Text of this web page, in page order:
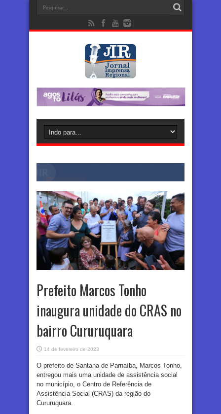
Prefeito Marcos Tonho
inaugura unidade do CRAS no
bairro Cururuquara
14 de fevereiro de 2023
O prefeito de Santana de Parnaíba, Marcos Tonho,
entregou mais uma unidade de assistência social
no município, o Centro de Referência de
Assistência Social (CRAS) da região do
Cururuquara.